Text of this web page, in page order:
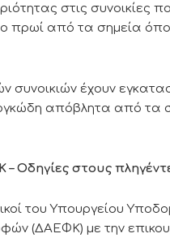
στις συνοικίες
πρωί από τα σημεία
συνοικιών έχουν
απόβλητα από τα
– Οδηγίες στους
του Υπουργείου
(ΔΑΕΦΚ) με την